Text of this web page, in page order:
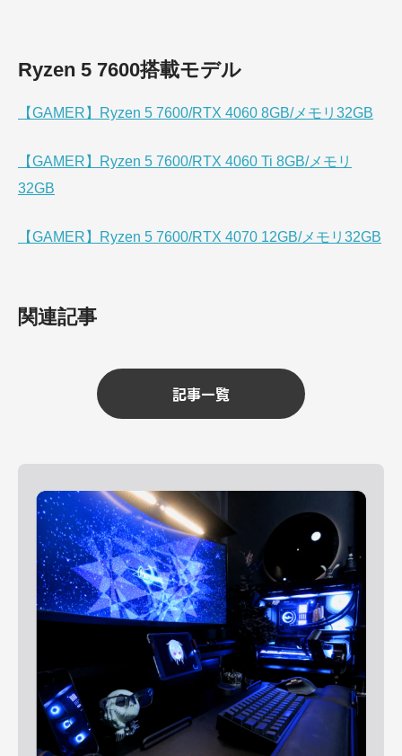
Ryzen 5 7600搭載モデル
【GAMER】Ryzen 5 7600/RTX 4060 8GB/メモリ32GB
【GAMER】Ryzen 5 7600/RTX 4060 Ti 8GB/メモリ
32GB
【GAMER】Ryzen 5 7600/RTX 4070 12GB/メモリ32GB
関連記事
記事一覧